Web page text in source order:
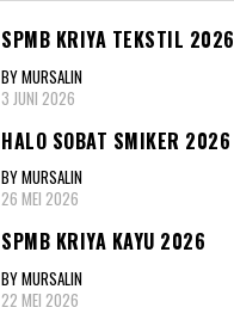
SPMB KRIYA TEKSTIL 2026
BY MURSALIN
3 JUNI 2026
HALO SOBAT SMIKER 2026
BY MURSALIN
26 MEI 2026
SPMB KRIYA KAYU 2026
BY MURSALIN
22 MEI 2026